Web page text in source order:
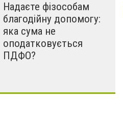
Надаєте фізособам
благодійну допомогу:
яка сума не
оподатковується
ПДФО?